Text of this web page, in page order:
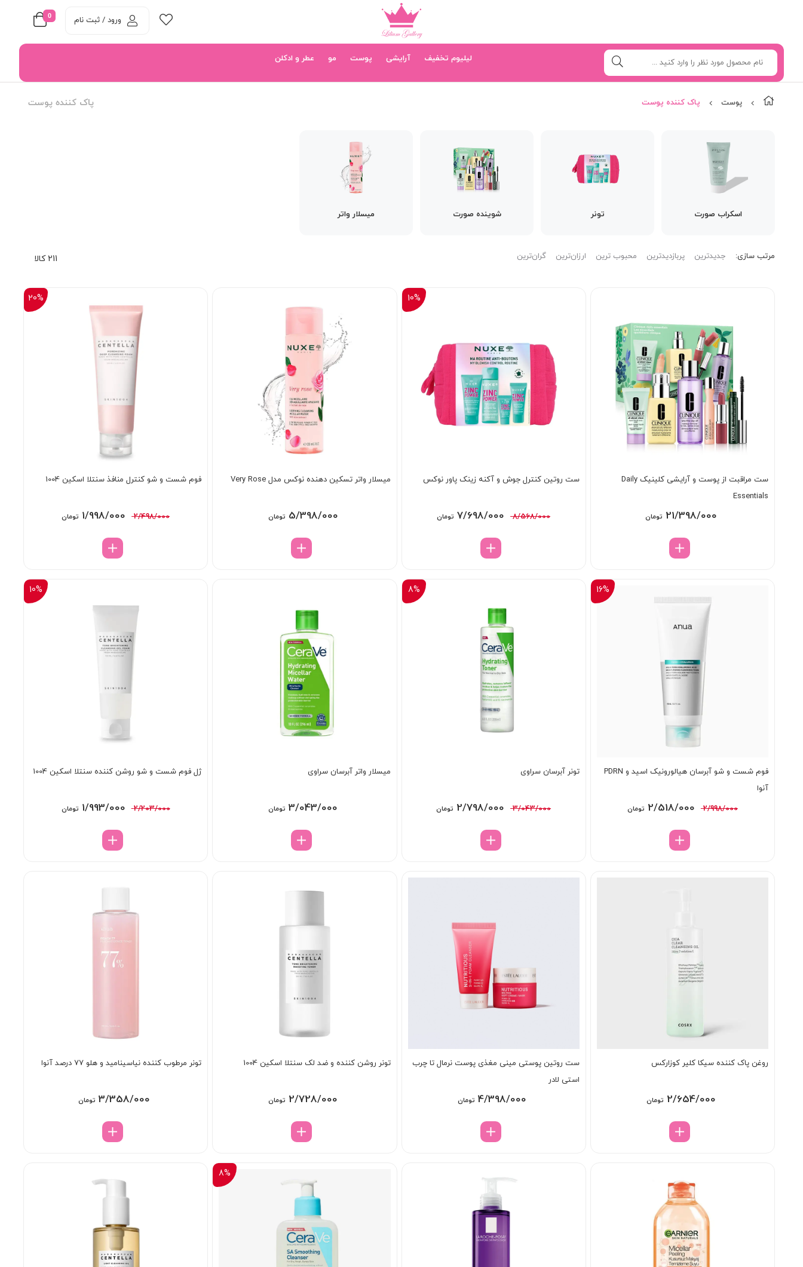
0 ورود / ثبت نام
لیلیوم تخفیف آرایشی پوست مو عطر و ادکلن
پاک کننده پوست پوست پاک کننده پوست
اسکراب صورت تونر شوینده صورت میسلار واتر
211 کالا مرتب‌ سازی: جدیدترین پربازدیدترین محبوب ترین ارزان‌ترین گران‌ترین
ست مراقبت از پوست و آرایشی کلینیک Daily
Essentials
21/398/000 تومان
10%
ست روتین کنترل جوش و آکنه زینک پاور نوکس
8/568/000
قیمت
بود.
7/698/000 تومانقیمت
میسلار واتر تسکین دهنده نوکس مدل Very Rose
5/398/000 تومان
20%
فوم شست و شو کنترل منافذ سنتلا اسکین 1004
2/498/000
قیمت
بود.
1/998/000 تومانقیمت
16%
فوم شست و شو آبرسان هیالورونیک اسید و PDRN
آنوا
2/998/000
قیمت
بود.
2/518/000 تومانقیمت
8%
تونر آبرسان سراوی
3/043/000
قیمت
بود.
2/798/000 تومانقیمت
میسلار واتر آبرسان سراوی
3/043/000 تومان
10%
ژل فوم شست و شو روشن کننده سنتلا اسکین 1004
2/203/000
قیمت
بود.
1/993/000 تومانقیمت
روغن پاک کننده سیکا کلیر کوزارکس
2/654/000 تومان
ست روتین پوستی مینی مغذی پوست نرمال تا چرب
استی لادر
4/398/000 تومان
تونر روشن کننده و ضد لک سنتلا اسکین 1004
2/728/000 تومان
تونر مرطوب کننده نیاسینامید و هلو 77 درصد آنوا
3/358/000 تومان
8%